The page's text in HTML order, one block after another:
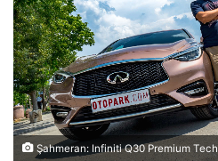
Şahmeran: Infiniti Q30 Premium Tech